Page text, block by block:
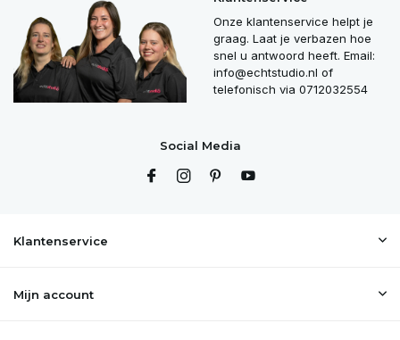
Onze klantenservice helpt je
graag. Laat je verbazen hoe
snel u antwoord heeft. Email:
info@echtstudio.nl of
telefonisch via 0712032554
Social Media
Klantenservice
Mijn account